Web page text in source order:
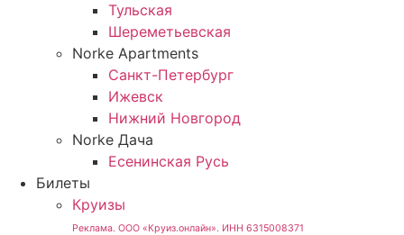
Тульская
Шереметьевская
Norke Apartments
Санкт-Петербург
Ижевск
Нижний Новгород
Norke Дача
Есенинская Русь
Билеты
Круизы
Реклама. ООО «Круиз.онлайн». ИНН 6315008371